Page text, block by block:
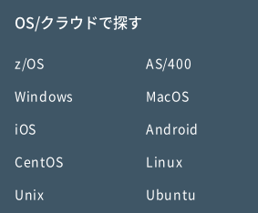
OS/クラウドで探す
z/OS AS/400
Windows MacOS
iOS Android
CentOS Linux
Unix Ubuntu